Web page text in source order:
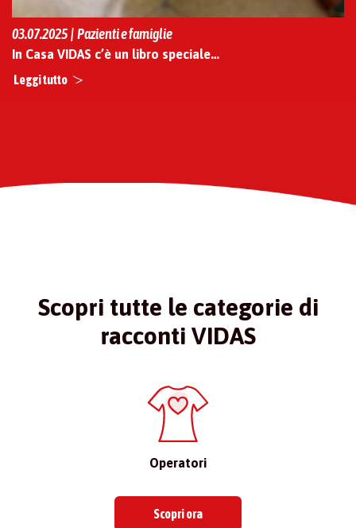
03.07.2025 | Pazienti e famiglie
In Casa VIDAS c’è un libro speciale…
Leggi tutto
Scopri tutte le categorie di
racconti VIDAS
Operatori
Scopri ora